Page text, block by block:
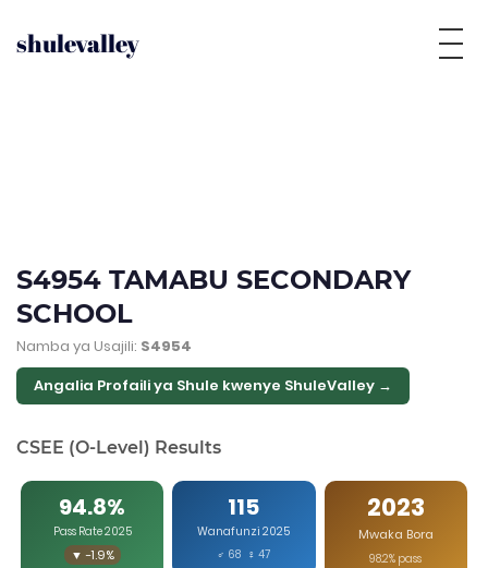
shulevalley
S4954 TAMABU SECONDARY
SCHOOL
Namba ya Usajili: S4954
Angalia Profaili ya Shule kwenye ShuleValley →
CSEE (O-Level) Results
94.8%
Pass Rate 2025
▼ -1.9%
115
Wanafunzi 2025
♂ 68 ♀ 47
2023
Mwaka Bora
98.2% pass